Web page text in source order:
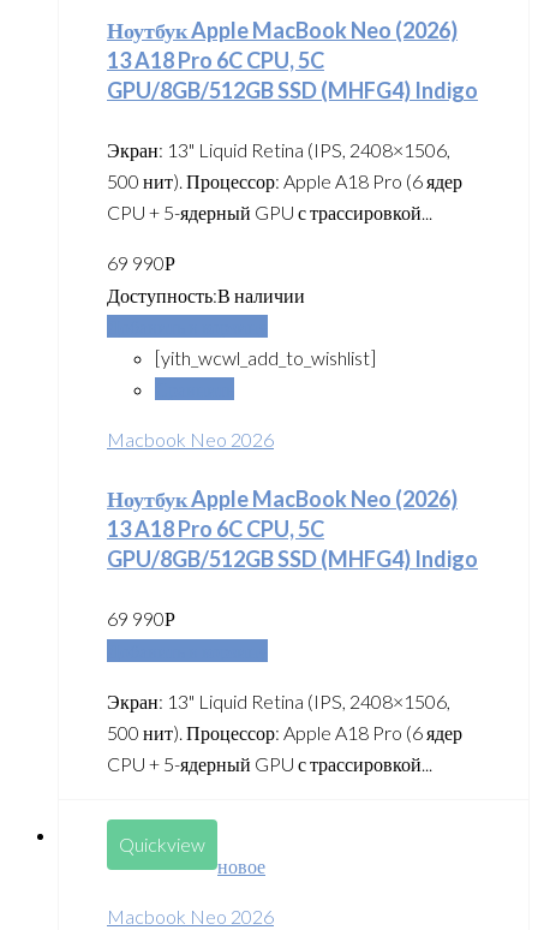
Ноутбук Apple MacBook Neo (2026)
13 A18 Pro 6C CPU, 5C
GPU/8GB/512GB SSD (MHFG4) Indigo
Экран: 13" Liquid Retina (IPS, 2408×1506,
500 нит). Процессор: Apple A18 Pro (6 ядер
CPU + 5-ядерный GPU с трассировкой...
69 990Р
Доступность:В наличии
[yith_wcwl_add_to_wishlist]
Macbook Neo 2026
Ноутбук Apple MacBook Neo (2026)
13 A18 Pro 6C CPU, 5C
GPU/8GB/512GB SSD (MHFG4) Indigo
69 990Р
Экран: 13" Liquid Retina (IPS, 2408×1506,
500 нит). Процессор: Apple A18 Pro (6 ядер
CPU + 5-ядерный GPU с трассировкой...
Quickview
новое
Macbook Neo 2026